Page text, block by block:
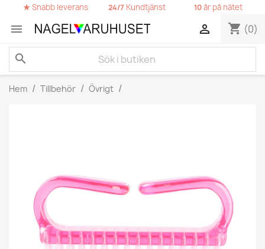
★Snabb leverans 24/7 Kundtjänst 10år på nätet
 shopping_cart (0)

search
Hem Tillbehör Övrigt